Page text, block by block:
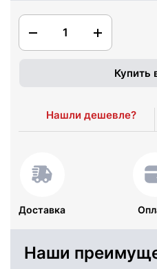
1
Купить
Нашли дешевле?
Доставка
Наши